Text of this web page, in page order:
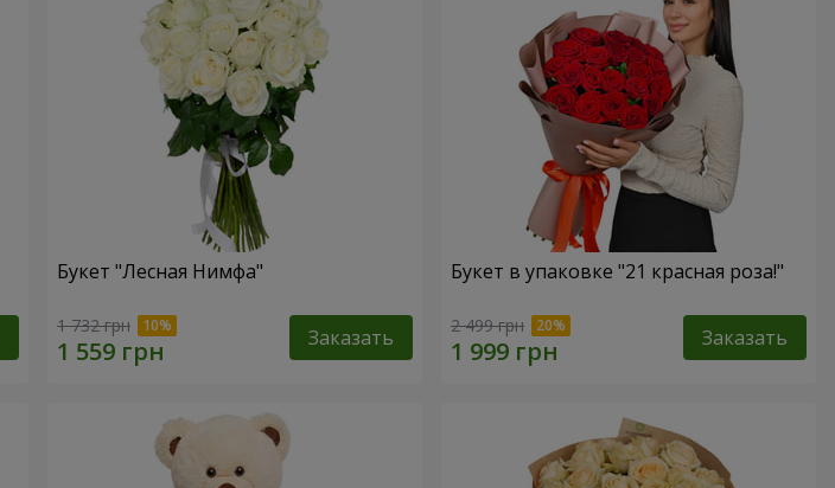
Букет "Лесная Нимфа"
1 732 грн Заказать
Букет в упаковке "21 красная роза!"
2 499 грн Заказать